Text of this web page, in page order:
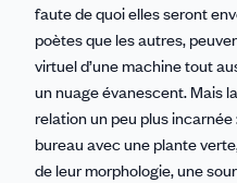
faute de quoi elles seront
poètes que les autres,
virtuel d’une machine tout
un nuage évanescent. Mais
relation un peu plus
bureau avec une plante
de leur morphologie, une